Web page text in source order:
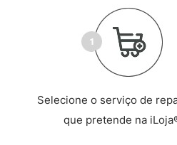
Selecione o serviço de
que pretende na